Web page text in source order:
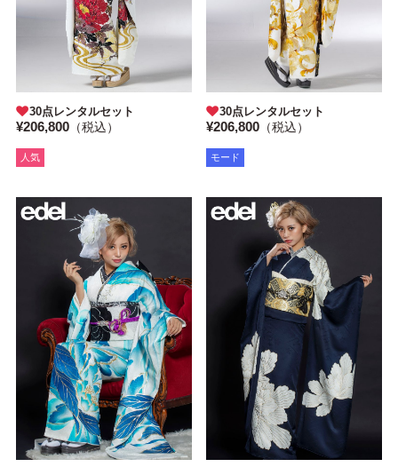
30点レンタルセット
¥206,800（税込）
人気
30点レンタルセット
¥206,800 （税込）
モード